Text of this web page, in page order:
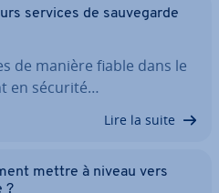
services de sau­ve­garde
de manière fiable dans le
en sécurité…
Lire la suite
mettre à niveau vers
?